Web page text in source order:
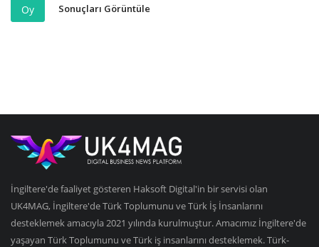
Oy Sonuçları Görüntüle
İngiltere'de faaliyet gösteren Haksoft Digital'in bir servisi olan
UK4MAG, İngiltere'de Türk Toplumunu ve Türk İş İnsanlarını
desteklemek amacıyla 2021 yılında kurulmuştur. Amacımız İngiltere'de
yaşayan Türk Toplumunu ve Türk iş insanlarını desteklemek. Türk-